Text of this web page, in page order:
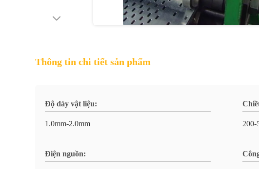
Thông tin chi tiết sản phẩm
Độ dày vật liệu:
1.0mm-2.0mm 200-
Điện nguồn: